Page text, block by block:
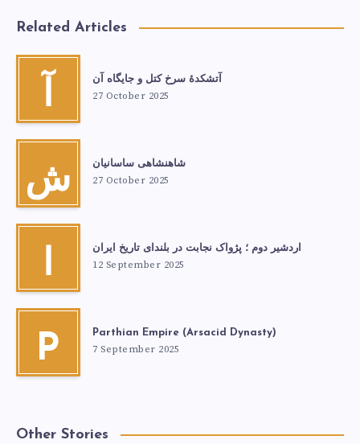
Related Articles
آ آتشكدهٔ سرخ‌ کتل و جایگاه آن
27 October 2025
ش شاهنشاهی ساسانیان
27 October 2025
ا اردشیر دوم ؛ پژواک نجابت در بلندای تاریخ ایران
12 September 2025
P Parthian Empire (Arsacid Dynasty)
7 September 2025
Other Stories